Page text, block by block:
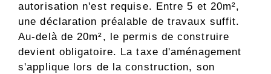
autorisation n'est requise. Entre 5 et 20m²,
une déclaration préalable de travaux suffit.
Au-delà de 20m², le permis de construire
devient obligatoire. La taxe d'aménagement
s'applique lors de la construction, son